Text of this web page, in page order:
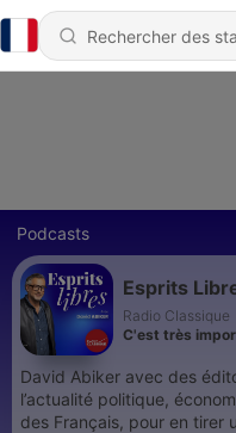
Podcasts
Esprits
Radio Classique
C'est très
Anne de Guigné
David Abiker avec des
l’actualité politique,
des Français, pour en tirer